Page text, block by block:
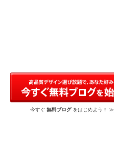
今すぐ 無料ブログをはじめよう！ ≫